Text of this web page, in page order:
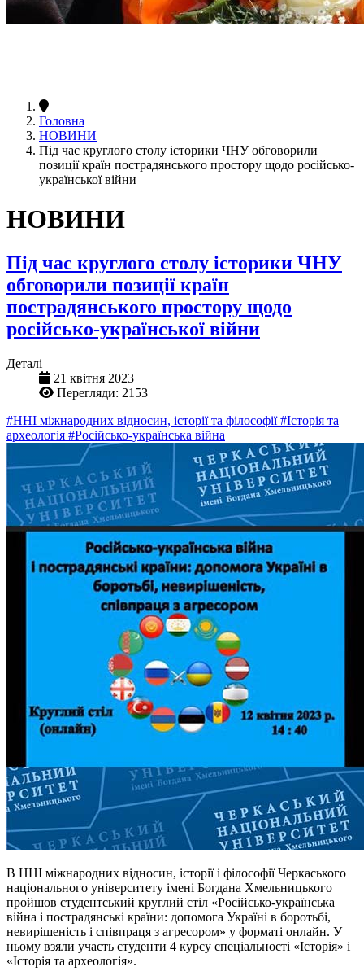
Головна
НОВИНИ
Під час круглого столу історики ЧНУ обговорили
позиції країн пострадянського простору щодо російсько-
української війни
НОВИНИ
Під час круглого столу історики ЧНУ
обговорили позиції країн
пострадянського простору щодо
російсько-української війни
Деталі
21 квітня 2023
Перегляди: 2153
#ННІ міжнародних відносин, історії та філософії#Історія та
археологія #Російсько-українська війна
В ННІ міжнародних відносин, історії і філософії Черкаського
національного університету імені Богдана Хмельницького
пройшов студентський круглий стіл «Російсько-українська
війна і пострадянські країни: допомога Україні в боротьбі,
невирішеність і співпраця з агресором» у форматі онлайн. У
ньому взяли участь студенти 4 курсу спеціальності «Історія» і
«Історія та археологія».